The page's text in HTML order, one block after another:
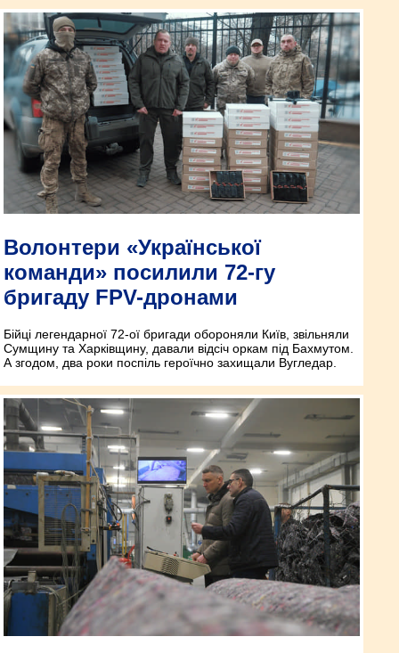
Волонтери «Української
команди» посилили 72-гу
бригаду FPV-дронами
Бійці легендарної 72-ої бригади обороняли Київ, звільняли
Сумщину та Харківщину, давали відсіч оркам під Бахмутом.
А згодом, два роки поспіль героїчно захищали Вугледар.